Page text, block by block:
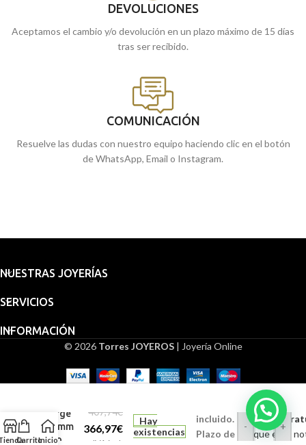
DEVOLUCIONES
Aceptamos el cambio y/o devolución en un plazo máximo de 15 días
tras ser recibido.
COMUNICACIÓN
Resuelve las dudas con nuestro equipo haciendo clic en el botón
de WhatsApp, Email o Instagram.
NUESTRAS JOYERÍAS
SERVICIOS
INFORMACIÓN
© 2026 Torres JOYEROS| Joyería Online
CarritoInicio
Medalla
Jorge
16 mm
Oro
407,74€
366,97€
Hay
existencias
Embalaje
incluido.
Plazo de
- +
Grabado
Indique en la